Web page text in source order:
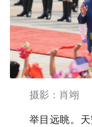
摄影：肖翊
举目远眺。天